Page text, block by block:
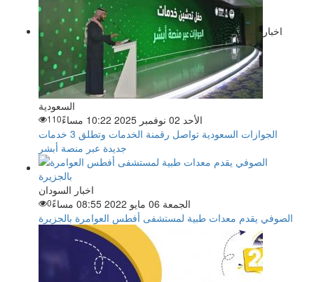
اخبار
السعودية
الأحد 02 نوفمبر 2025 10:22 مساءً
110
الجوازات السعودية تواصل رقمنة الخدمات وتطلق 3 خدمات
جديدة عبر منصة أبشر
اخبار السودان
الجمعة 06 مايو 2022 08:55 مساءً
0
الصوفي يقدم معدات طبية لمستشفى أفطس العوامرة بالجزيرة